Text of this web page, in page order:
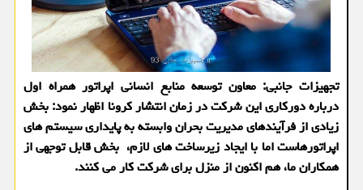
تجهیزات جانبی: معاون توسعه منابع انسانی اپراتور همراه اول
درباره دوركاری این شركت در زمان انتشار كرونا اظهار نمود: بخش
زیادی از فرآیندهای مدیریت بحران وابسته به پایداری سیستم های
اپراتورهاست اما با ایجاد زیرساخت های لازم، بخش قابل توجهی از
همكاران ما، هم اكنون از منزل برای شركت كار می كنند.